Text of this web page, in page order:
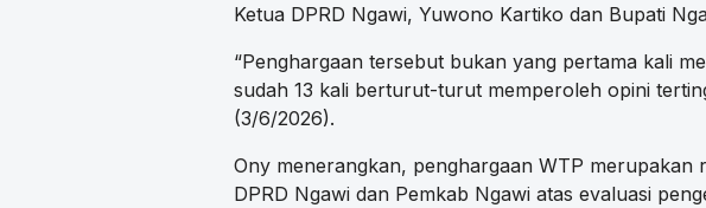
Ketua DPRD Ngawi, Yuwono Kartiko dan Bupati
“Penghargaan tersebut bukan yang pertama kali
sudah 13 kali berturut-turut memperoleh opini
(3/6/2026).
Ony menerangkan, penghargaan WTP merupakan
DPRD Ngawi dan Pemkab Ngawi atas evaluasi